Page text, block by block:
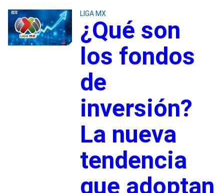
LIGA MX
¿Qué son
los fondos
de
inversión?
La nueva
tendencia
que adoptan